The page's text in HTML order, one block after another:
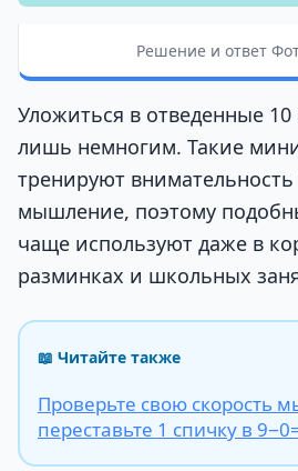
Решение и ответ
Уложиться в отведенные 10
лишь немногим. Такие
тренируют
мышление, поэтому
чаще используют даже в
разминках и школьных
📖 Читайте также
Проверьте свою скорость
переставьте 1 спичку в